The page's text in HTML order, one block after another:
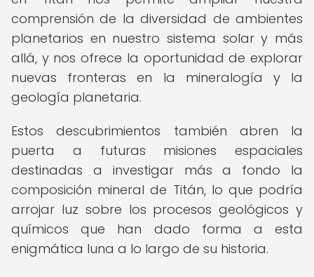
comprensión de la diversidad de ambientes
planetarios en nuestro sistema solar y más
allá, y nos ofrece la oportunidad de explorar
nuevas fronteras en la mineralogía y la
geología planetaria.
Estos descubrimientos también abren la
puerta a futuras misiones espaciales
destinadas a investigar más a fondo la
composición mineral de Titán, lo que podría
arrojar luz sobre los procesos geológicos y
químicos que han dado forma a esta
enigmática luna a lo largo de su historia.